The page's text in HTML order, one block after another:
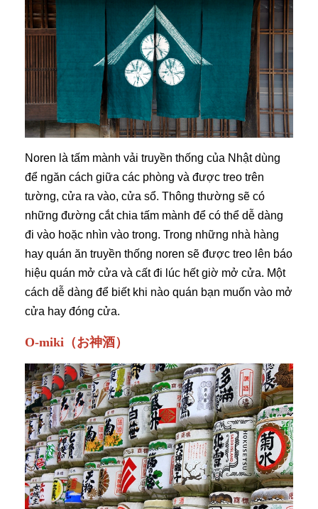
Noren là tấm mành vải truyền thống của Nhật dùng
để ngăn cách giữa các phòng và được treo trên
tường, cửa ra vào, cửa sổ. Thông thường sẽ có
những đường cắt chia tấm mành để có thể dễ dàng
đi vào hoặc nhìn vào trong. Trong những nhà hàng
hay quán ăn truyền thống noren sẽ được treo lên báo
hiệu quán mở cửa và cất đi lúc hết giờ mở cửa. Một
cách dễ dàng để biết khi nào quán bạn muốn vào mở
cửa hay đóng cửa.
O-miki（お神酒）